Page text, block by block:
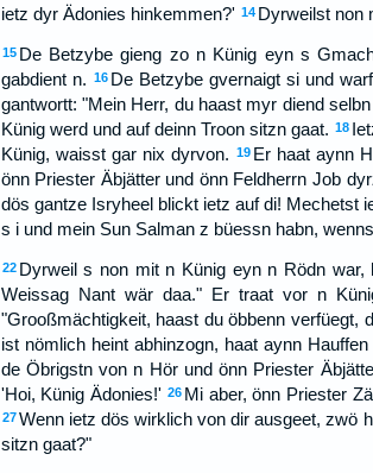
ietz dyr Ädonies hinkemmen?' 14 Dyrweilst non
15 De Betzybe gieng zo n Künig eyn s
gabdient n. 16 De Betzybe gvernaigt si und
gantwortt: "Mein Herr, du haast myr diend
Künig werd und auf deinn Troon sitzn gaat. 18
Künig, waisst gar nix dyrvon. 19 Er haat aynn
önn Priester Äbjätter und önn Feldherrn Job
dös gantze Isryheel blickt ietz auf di! Mechetst
s i und mein Sun Salman z büessn habn,
22 Dyrweil s non mit n Künig eyn n Rödn war,
Weissag Nant wär daa." Er traat vor n
"Grooßmächtigkeit, haast du öbbenn verfüegt,
ist nömlich heint abhinzogn, haat aynn
de Öbrigstn von n Hör und önn Priester
'Hoi, Künig Ädonies!' 26 Mi aber, önn Priester
27 Wenn ietz dös wirklich von dir ausgeet, zwö
sitzn gaat?"